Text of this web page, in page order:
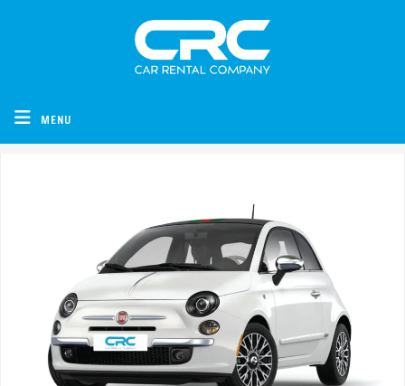
CRC - Car Rental Company
MENU